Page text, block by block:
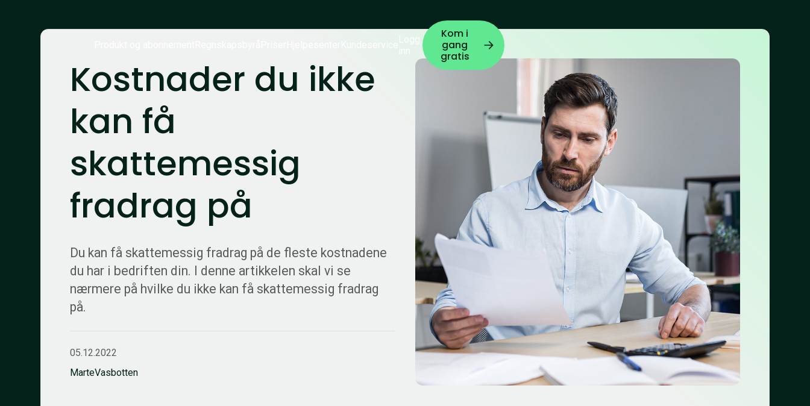
Kundeservice
Logg
inn
Kom i
gang
gratis
Kostnader du ikke
kan få
skattemessig
fradrag på
Du kan få skattemessig fradrag på de fleste kostnadene
du har i bedriften din. I denne artikkelen skal vi se
nærmere på hvilke du ikke kan få skattemessig fradrag
på.
05.12.2022
MarteVasbotten